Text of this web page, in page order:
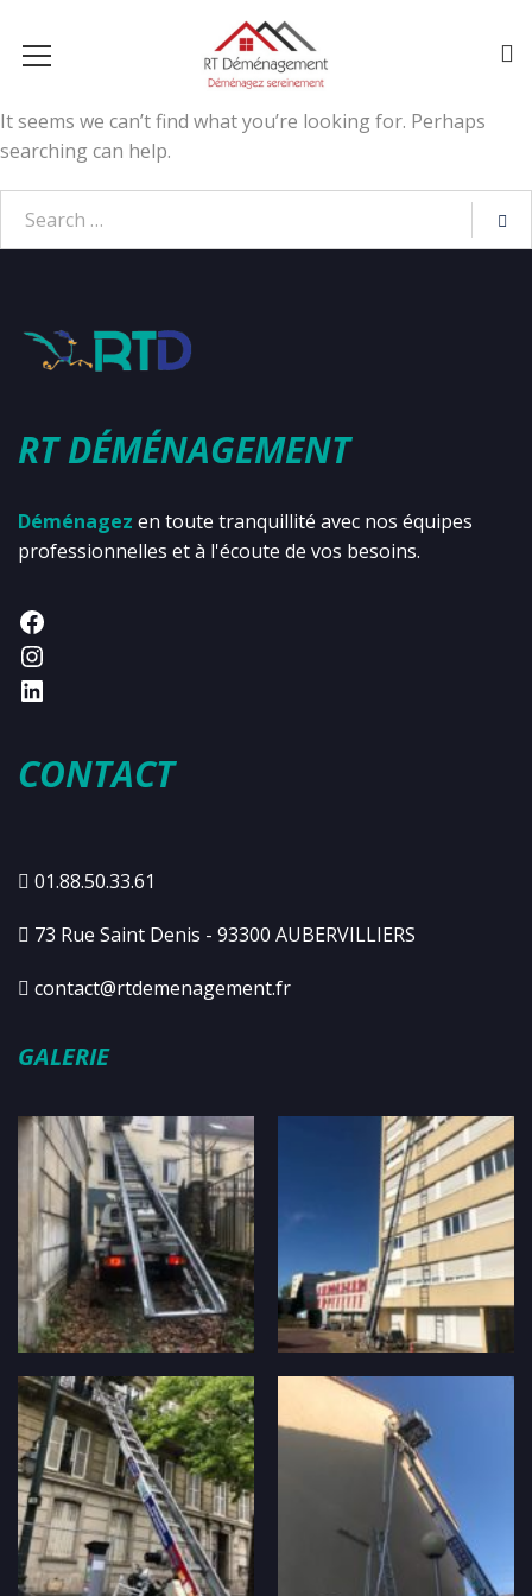
It seems we can’t find what you’re looking for. Perhaps
searching can help.
RT DÉMÉNAGEMENT
Déménagez en toute tranquillité avec nos équipes
professionnelles et à l'écoute de vos besoins.
CONTACT
01.88.50.33.61
73 Rue Saint Denis - 93300 AUBERVILLIERS
contact@rtdemenagement.fr
GALERIE